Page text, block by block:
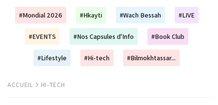
#Mondial 2026 #Hkayti #Wach Bessah #LIVE
#EVENTS #Nos Capsules d'Info #Book Club
#Lifestyle #Hi-tech #Bilmokhtassar...
ACCUEIL HI-TECH